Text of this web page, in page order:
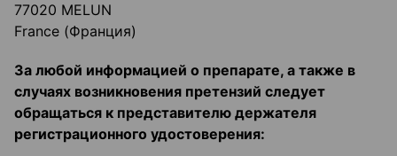
77020 MELUN
France (Франция)
За любой информацией о препарате, а также в
случаях возникновения претензий следует
обращаться к представителю держателя
регистрационного удостоверения: